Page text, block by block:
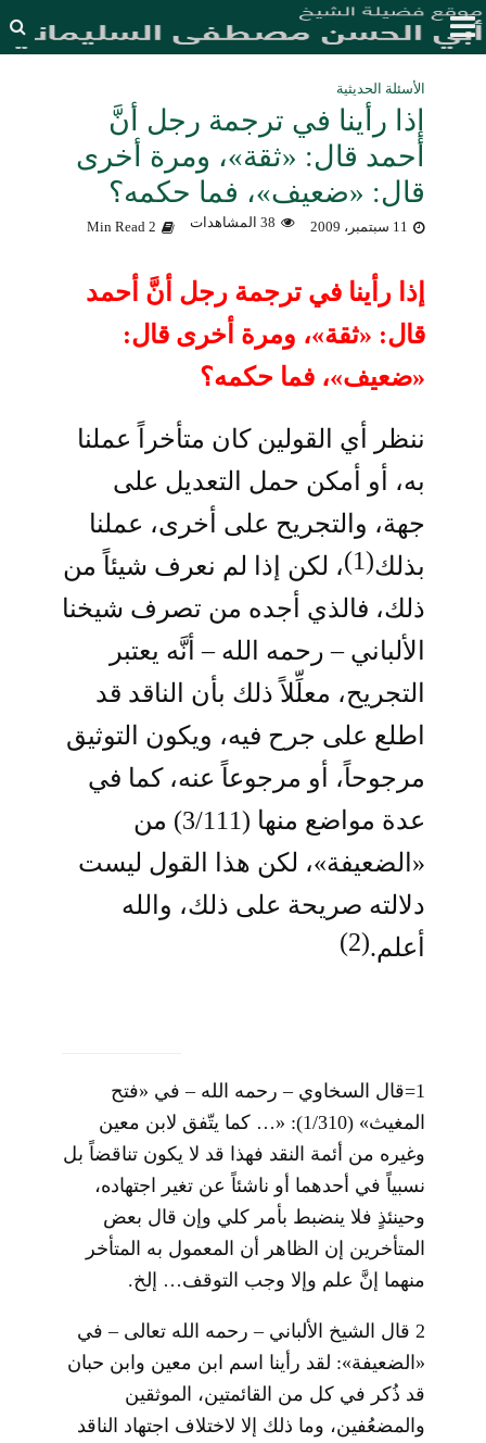
الأسئلة الحديثية
إذا رأينا في ترجمة رجل أنَّ
أحمد قال: «ثقة»، ومرة أخرى
قال: «ضعيف»، فما حكمه؟
11 سبتمبر، 2009 38 المشاهدات 2 Min Read
إذا رأينا في ترجمة رجل أنَّ أحمد
قال: «ثقة»، ومرة أخرى قال:
«ضعيف»، فما حكمه؟
ننظر أي القولين كان متأخراً عملنا
به، أو أمكن حمل التعديل على
جهة، والتجريح على أخرى، عملنا
بذلك(1)
، لكن إذا لم نعرف شيئاً من
ذلك، فالذي أجده من تصرف شيخنا
الألباني – رحمه الله – أنَّه يعتبر
التجريح، معلِّلاً ذلك بأن الناقد قد
اطلع على جرح فيه، ويكون التوثيق
مرجوحاً، أو مرجوعاً عنه، كما في
عدة مواضع منها (3/111) من
«الضعيفة»، لكن هذا القول ليست
دلالته صريحة على ذلك، والله
أعلم.(2)
1=قال السخاوي – رحمه الله – في «فتح
المغيث» (1/310): «… كما يتّفق لابن معين
وغيره من أئمة النقد فهذا قد لا يكون تناقضاً بل
نسبياً في أحدهما أو ناشئاً عن تغير اجتهاده،
وحينئذٍ فلا ينضبط بأمر كلي وإن قال بعض
المتأخرين إن الظاهر أن المعمول به المتأخر
منهما إنَّ علم وإلا وجب التوقف… إلخ.
2 قال الشيخ الألباني – رحمه الله تعالى – في
«الضعيفة»: لقد رأينا اسم ابن معين وابن حبان
قد ذُكر في كل من القائمتين، الموثقين
والمضعُفين، وما ذلك إلا لاختلاف اجتهاد الناقد